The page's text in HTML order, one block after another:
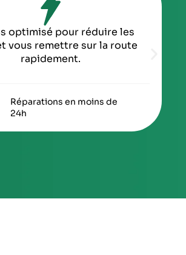
Temps moyen de réponse : moins
heure pour toutes vos demandes.
réactif